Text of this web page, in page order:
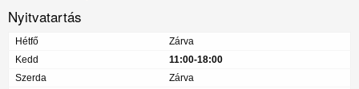
Nyitvatartás
Hétfő
Zárva
Kedd
11:00-18:00
Szerda
Zárva